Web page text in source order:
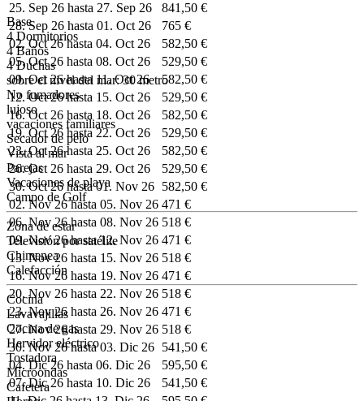
25. Sep 26 hasta 27. Sep 26
841,50 €
28. Sep 26 hasta 01. Oct 26
765 €
02. Oct 26 hasta 04. Oct 26
582,50 €
05. Oct 26 hasta 08. Oct 26
529,50 €
09. Oct 26 hasta 11. Oct 26
582,50 €
12. Oct 26 hasta 15. Oct 26
529,50 €
16. Oct 26 hasta 18. Oct 26
582,50 €
19. Oct 26 hasta 22. Oct 26
529,50 €
23. Oct 26 hasta 25. Oct 26
582,50 €
26. Oct 26 hasta 29. Oct 26
529,50 €
30. Oct 26 hasta 01. Nov 26 582,50 €
02. Nov 26 hasta 05. Nov 26 471 €
06. Nov 26 hasta 08. Nov 26 518 €
09. Nov 26 hasta 12. Nov 26 471 €
13. Nov 26 hasta 15. Nov 26 518 €
16. Nov 26 hasta 19. Nov 26 471 €
20. Nov 26 hasta 22. Nov 26 518 €
23. Nov 26 hasta 26. Nov 26 471 €
27. Nov 26 hasta 29. Nov 26 518 €
30. Nov 26 hasta 03. Dic 26 541,50 €
04. Dic 26 hasta 06. Dic 26
595,50 €
07. Dic 26 hasta 10. Dic 26
541,50 €
Base
4 Dormitorios
4 Baños
4 Duchas
sobre el nivel del mar: 30 metro
No fumadores
lujoso
vacaciones familiares
Secador de pelo
Vista al mar
Parejas
Vacaciones de playa
Campo de Golf
Zona de estar
Televisión por satélite
Chimenea
Calefacción
Cocina
Lavavajillas
Cocina de gas
Hervidor eléctrico
Tostadora
Microondas
Cafetera